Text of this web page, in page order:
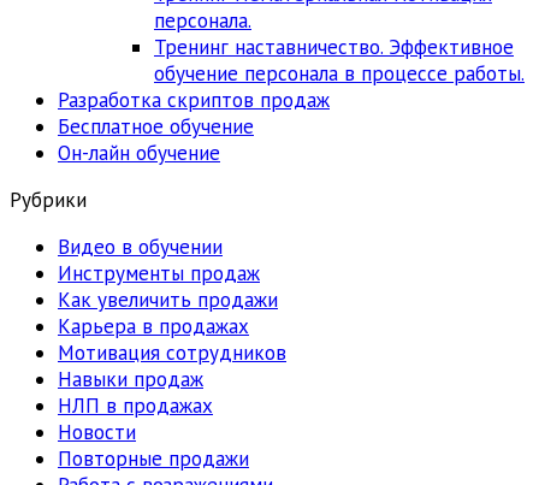
персонала.
Тренинг наставничество. Эффективное
обучение персонала в процессе работы.
Разработка скриптов продаж
Бесплатное обучение
Он-лайн обучение
Рубрики
Видео в обучении
Инструменты продаж
Как увеличить продажи
Карьера в продажах
Мотивация сотрудников
Навыки продаж
НЛП в продажах
Новости
Повторные продажи